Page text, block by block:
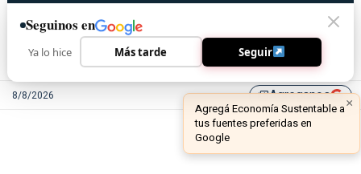
8/8/2026 library_addAgreganos
Seguinos en
Ya lo hice Más tarde Seguir